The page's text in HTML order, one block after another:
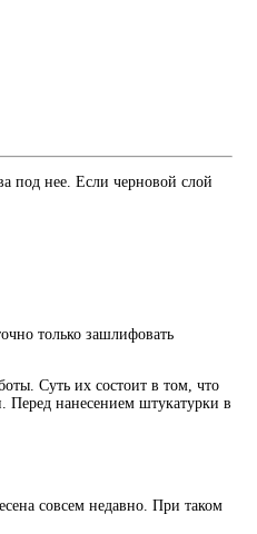
под нее. Если черновой слой
только зашлифовать
Суть их состоит в том, что
Перед нанесением штукатурки в
совсем недавно. При таком